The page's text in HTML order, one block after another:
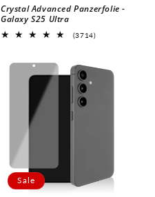
Crystal Advanced Panzerfolie -
Galaxy S25 Ultra
(3714)3714
Sale